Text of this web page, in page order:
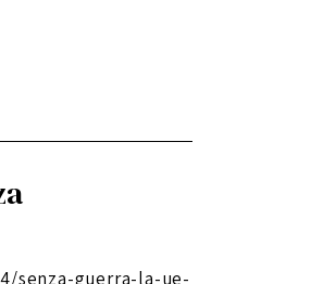
senza-guerra-la-ue-